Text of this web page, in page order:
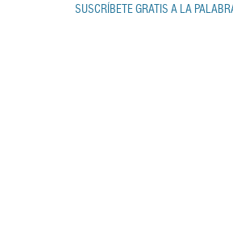
SUSCRÍBETE GRATIS A LA